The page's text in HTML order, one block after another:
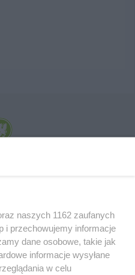
Serwis Informacyjny Miasta
naszych 1162 zaufanych
i przechowujemy informacje
dane osobowe, takie jak
informacje wysyłane
w celu